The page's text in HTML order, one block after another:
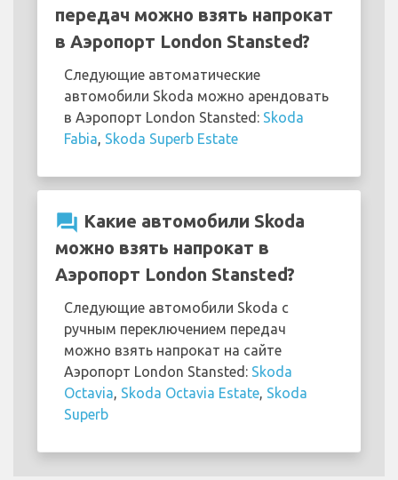
передач можно взять напрокат
в Аэропорт London Stansted?
Следующие автоматические
автомобили Skoda можно арендовать
в Аэропорт London Stansted: Skoda
Fabia, Skoda Superb Estate
question_answer Какие автомобили Skoda
можно взять напрокат в
Аэропорт London Stansted?
Следующие автомобили Skoda с
ручным переключением передач
можно взять напрокат на сайте
Аэропорт London Stansted: Skoda
Octavia, Skoda Octavia Estate, Skoda
Superb